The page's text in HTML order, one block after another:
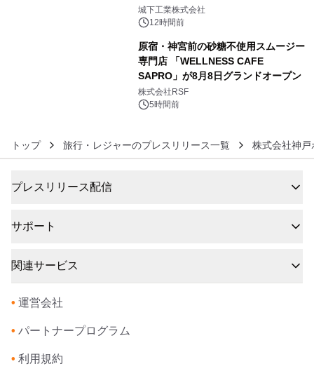
ーブル1本つなぐだけ、テレビの音が
ぐっと豊かに
城下工業株式会社
12時間前
原宿・神宮前の砂糖不使用スムージー
専門店 「WELLNESS CAFE
SAPRO」が8月8日グランドオープン
株式会社RSF
5時間前
トップ 旅行・レジャーのプレスリリース一覧 株式会社神
プレスリリース配信
サポート
関連サービス
• 運営会社
• パートナープログラム
• 利用規約